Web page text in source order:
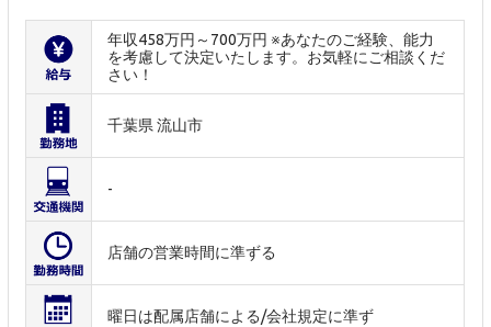
年収458万円～700万円 ※あなたのご経験、能力
を考慮して決定いたします。お気軽にご相談くだ
さい！
千葉県 流山市
-
店舗の営業時間に準ずる
曜日は配属店舗による/会社規定に準ず